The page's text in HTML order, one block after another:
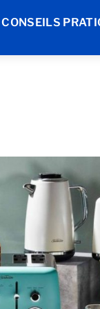
CONSEILS